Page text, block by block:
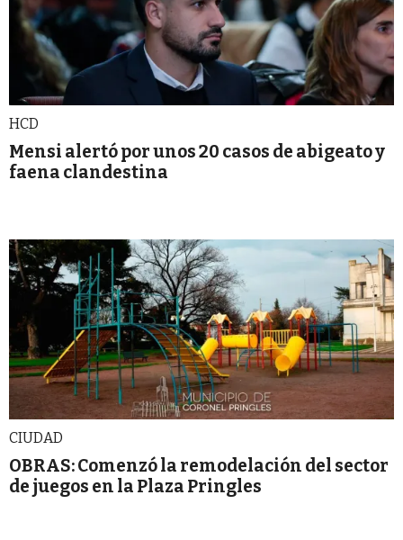
HCD
Mensi alertó por unos 20 casos de abigeato y
faena clandestina
CIUDAD
OBRAS: Comenzó la remodelación del sector
de juegos en la Plaza Pringles